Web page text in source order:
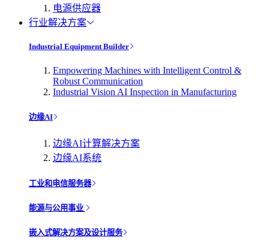
电源供应器
行业解决方案
Industrial Equipment Builder
Empowering Machines with Intelligent Control &
Robust Communication
Industrial Vision AI Inspection in Manufacturing
边缘AI
边缘AI计算解决方案
边缘AI系统
工业和电信服务器
能源与公用事业
嵌入式解决方案及设计服务